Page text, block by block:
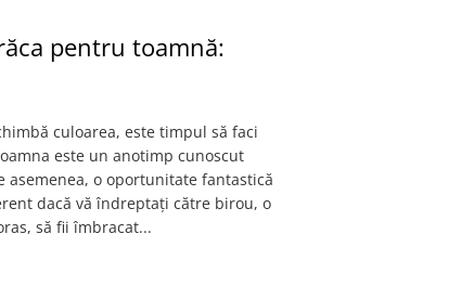
pentru toamnă:
culoarea, este timpul să faci
este un anotimp cunoscut
o oportunitate fantastică
dacă vă îndreptați către birou, o
să fii îmbracat...